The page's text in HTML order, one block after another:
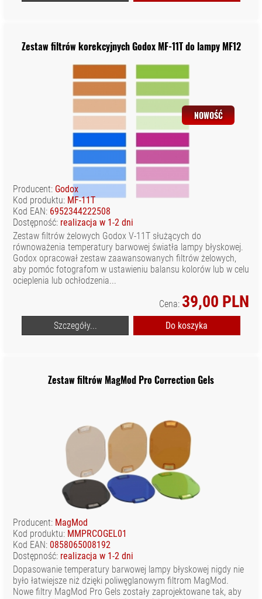
Zestaw filtrów korekcyjnych Godox MF-11T do lampy MF12
NOWOŚĆ
Producent: Godox
Kod produktu: MF-11T
Kod EAN: 6952344222508
Dostępność: realizacja w 1-2 dni
Zestaw filtrów żelowych Godox V-11T służących do
równoważenia temperatury barwowej światła lampy błyskowej.
Godox opracował zestaw zaawansowanych filtrów żelowych,
aby pomóc fotografom w ustawieniu balansu kolorów lub w celu
ocieplenia lub ochłodzenia...
Cena: 39,00 PLN
Szczegóły... Do koszyka
Zestaw filtrów MagMod Pro Correction Gels
Producent: MagMod
Kod produktu: MMPRCOGEL01
Kod EAN: 0858065008192
Dostępność: realizacja w 1-2 dni
Dopasowanie temperatury barwowej lampy błyskowej nigdy nie
było łatwiejsze niż dzięki poliwęglanowym filtrom MagMod.
Nowe filtry MagMod Pro Gels zostały zaprojektowane tak, aby